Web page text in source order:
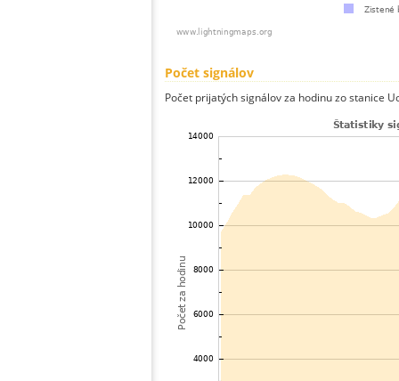
Počet signálov
Počet prijatých signálov za hodinu zo stanice